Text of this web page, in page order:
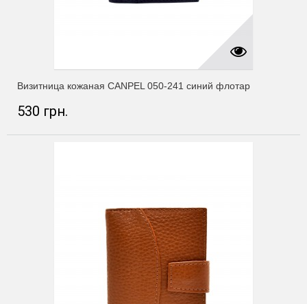
Визитница кожаная CANPEL 050-241 синий флотар
530 грн.